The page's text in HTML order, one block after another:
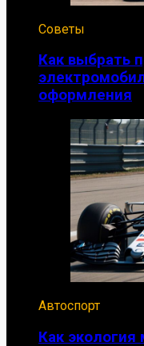
Советы
Как выбрать
оформления
Автоспорт
Как экология